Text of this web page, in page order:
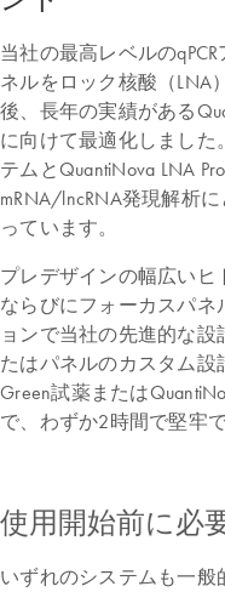
当社の最高レベルの
ネルをロック核酸（LNA
後、長年の実績がある
に向けて最適化しました
テムとQuantiNova LNA
mRNA/lncRNA発現解析
っています。
プレデザインの幅広いヒ
ならびにフォーカスパ
ョンで当社の先進的な
たはパネルのカスタム設
Green試薬または
で、わずか2時間で堅牢
使用開始前に必
いずれのシステムも一般